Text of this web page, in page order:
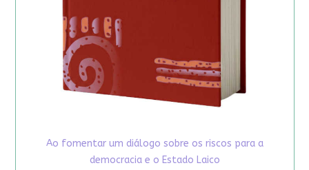
Ao fomentar um diálogo sobre os riscos para a
democracia e o Estado Laico